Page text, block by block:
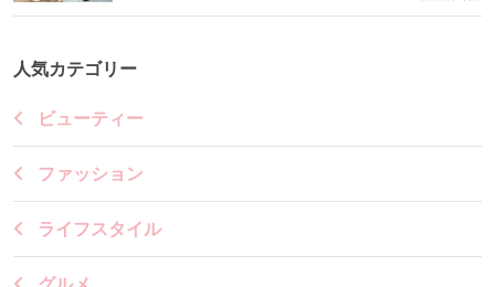
人気カテゴリー
ビューティー
ファッション
ライフスタイル